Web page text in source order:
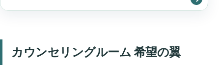
カウンセリングルーム 希望の翼